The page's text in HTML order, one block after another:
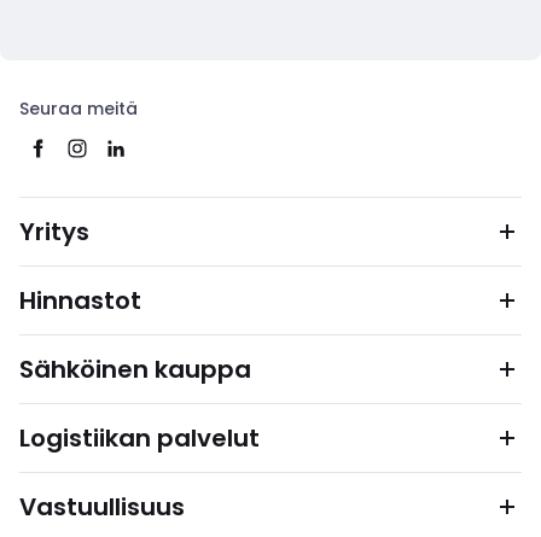
Seuraa meitä
Yritys
Hinnastot
Sähköinen kauppa
Logistiikan palvelut
Vastuullisuus